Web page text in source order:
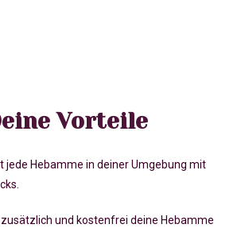
Vorteile
jede Hebamme in deiner Umgebung mit
und kostenfrei deine Hebamme